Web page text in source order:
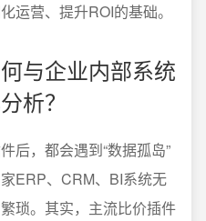
运营、提升ROI的基础。
与企业内部系统
析？
后，都会遇到“数据孤岛”
ERP、CRM、BI系统无
琐。其实，主流比价插件